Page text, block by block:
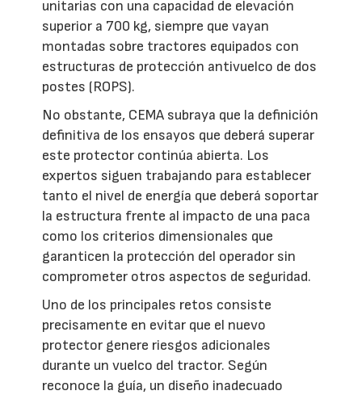
unitarias con una capacidad de elevación
superior a 700 kg, siempre que vayan
montadas sobre tractores equipados con
estructuras de protección antivuelco de dos
postes (ROPS).
No obstante, CEMA subraya que la definición
definitiva de los ensayos que deberá superar
este protector continúa abierta. Los
expertos siguen trabajando para establecer
tanto el nivel de energía que deberá soportar
la estructura frente al impacto de una paca
como los criterios dimensionales que
garanticen la protección del operador sin
comprometer otros aspectos de seguridad.
Uno de los principales retos consiste
precisamente en evitar que el nuevo
protector genere riesgos adicionales
durante un vuelco del tractor. Según
reconoce la guía, un diseño inadecuado